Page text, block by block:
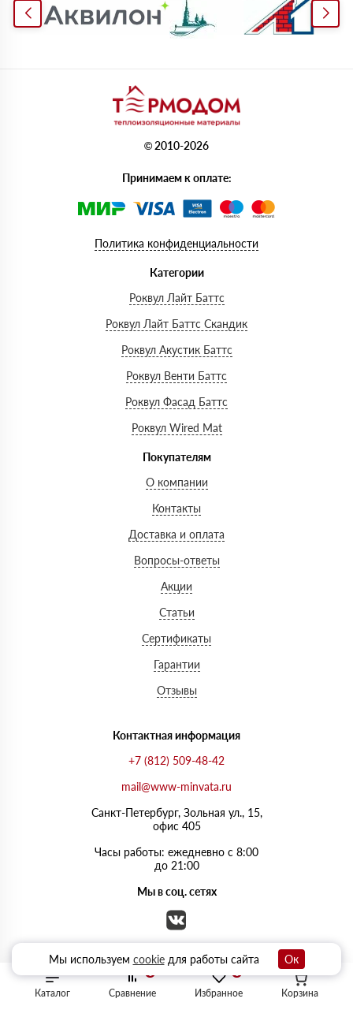
Каталог Избранное
Сравнение Корзина
© 2010-2026
Принимаем к оплате:
Политика конфиденциальности
Категории
Роквул Лайт Баттс
Роквул Лайт Баттс Скандик
Роквул Акустик Баттс
Роквул Венти Баттс
Роквул Фасад Баттс
Роквул Wired Mat
Покупателям
О компании
Контакты
Доставка и оплата
Вопросы-ответы
Акции
Статьи
Сертификаты
Гарантии
Отзывы
Контактная информация
+7 (812) 509-48-42
mail@www-minvata.ru
Санкт-Петербург, Зольная ул., 15,
офис 405
Часы работы: ежедневно с 8:00
до 21:00
Мы в соц. сетях
Мы используем cookieдля работы сайта Ок